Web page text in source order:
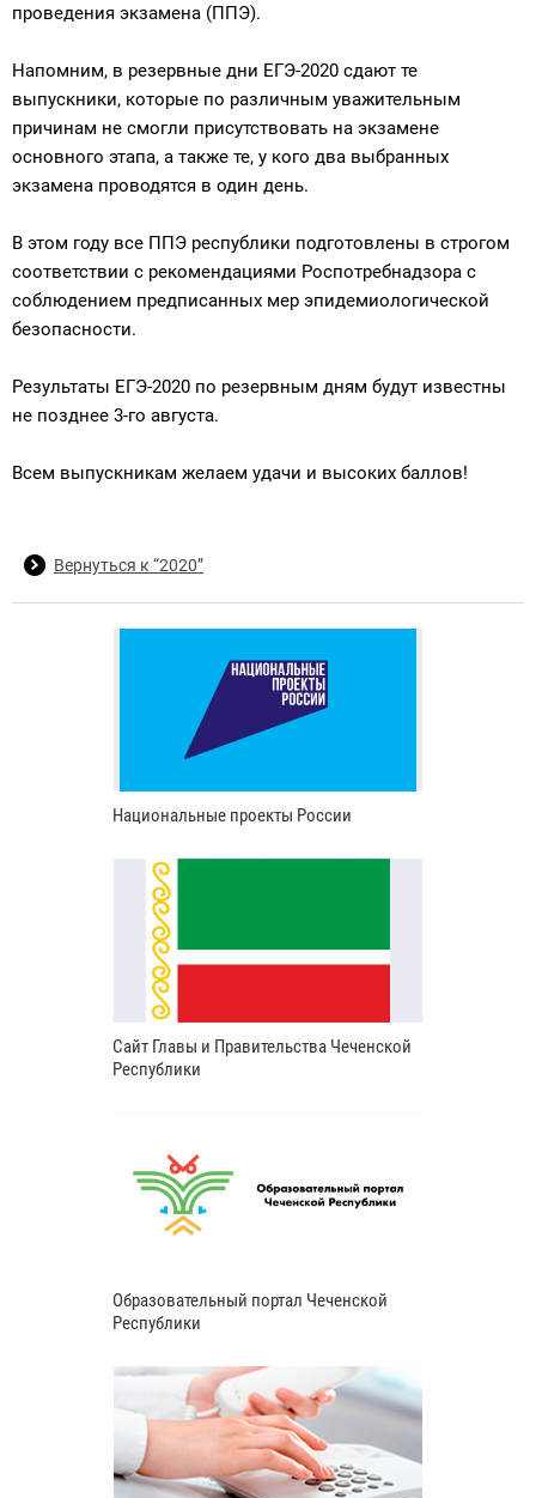
проведения экзамена (ППЭ).
Напомним, в резервные дни ЕГЭ-2020 сдают те
выпускники, которые по различным уважительным
причинам не смогли присутствовать на экзамене
основного этапа, а также те, у кого два выбранных
экзамена проводятся в один день.
В этом году все ППЭ республики подготовлены в строгом
соответствии с рекомендациями Роспотребнадзора с
соблюдением предписанных мер эпидемиологической
безопасности.
Результаты ЕГЭ-2020 по резервным дням будут известны
не позднее 3-го августа.
Всем выпускникам желаем удачи и высоких баллов!
Вернуться к “2020”
Национальные проекты России
Сайт Главы и Правительства Чеченской
Республики
Образовательный портал Чеченской
Республики